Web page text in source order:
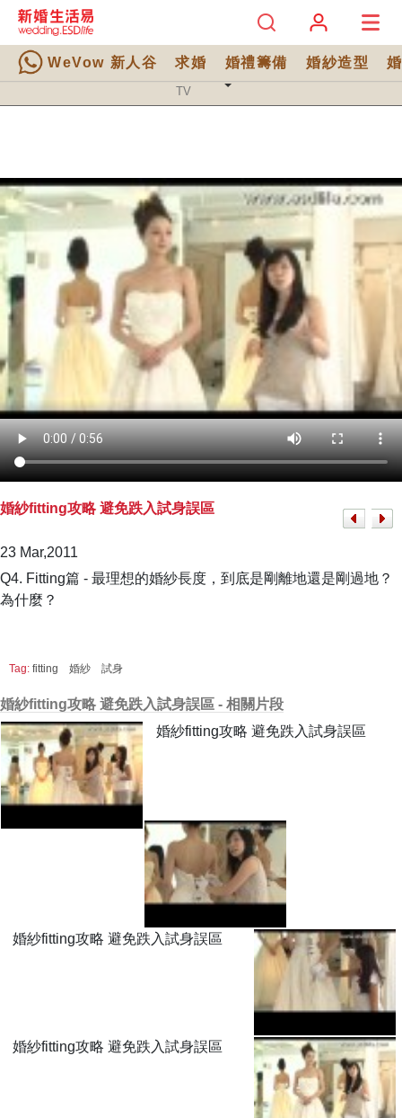
WeVow 新人谷 求婚 婚禮籌備 婚紗造型
TV 分類
TV
婚紗fitting攻略 避免跌入試身誤區
23 Mar,2011
Q4. Fitting篇 - 最理想的婚紗長度，到底是剛離地還是剛過地？
為什麼？
Tag: fitting 婚紗 試身
婚紗fitting攻略 避免跌入試身誤區 - 相關片段
婚紗fitting攻略 避免跌入試身誤區
婚紗fitting攻略 避免跌入試身誤區
婚紗fitting攻略 避免跌入試身誤區